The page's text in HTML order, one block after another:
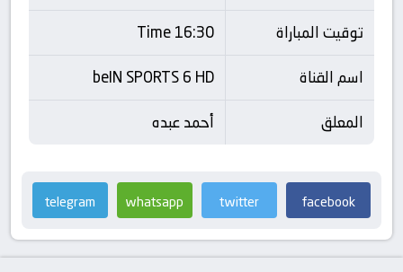
توقيت المباراة
16:30 Time
اسم القناة
beIN SPORTS 6 HD
المعلق
أحمد عبده
facebook
twitter
whatsapp
telegram